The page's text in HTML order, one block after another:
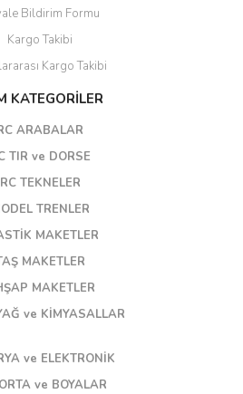
Bildirim Formu
Kargo Takibi
Kargo Takibi
KATEGORİLER
ARABALAR
TIR ve DORSE
RC TEKNELER
TRENLER
MAKETLER
MAKETLER
MAKETLER
ve KİMYASALLAR
ve ELEKTRONİK
ve BOYALAR